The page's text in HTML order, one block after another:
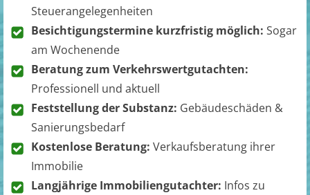
Steuerangelegenheiten
Besichtigungstermine kurzfristig möglich: Sogar
am Wochenende
Beratung zum Verkehrswertgutachten:
Professionell und aktuell
Feststellung der Substanz: Gebäudeschäden &
Sanierungsbedarf
Kostenlose Beratung: Verkaufsberatung ihrer
Immobilie
Langjährige Immobiliengutachter: Infos zu